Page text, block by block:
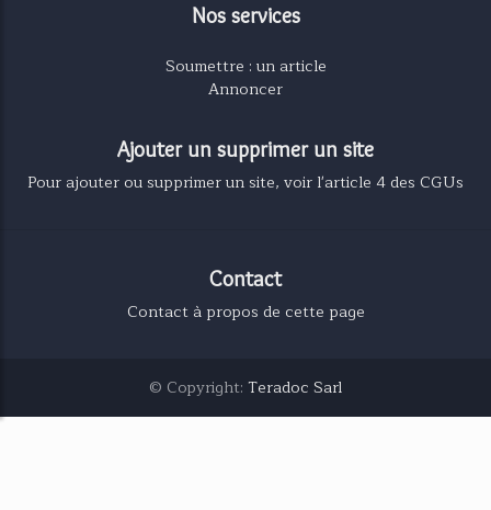
Nos services
Soumettre : un article
Annoncer
Ajouter un supprimer un site
Pour ajouter ou supprimer un site, voir l'article 4 des CGUs
Contact
Contact à propos de cette page
© Copyright: Teradoc Sarl